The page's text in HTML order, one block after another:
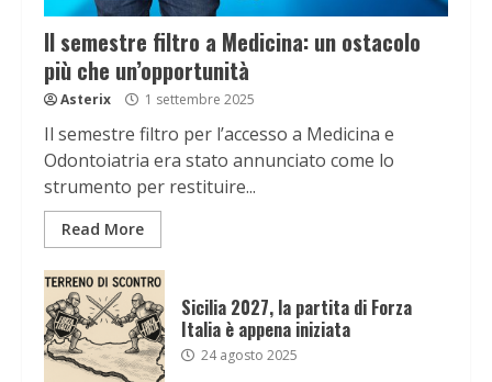
Il semestre filtro a Medicina: un ostacolo
più che un’opportunità
Asterix 1 settembre 2025
Il semestre filtro per l’accesso a Medicina e
Odontoiatria era stato annunciato come lo
strumento per restituire...
Read More
Sicilia 2027, la partita di Forza
Italia è appena iniziata
24 agosto 2025